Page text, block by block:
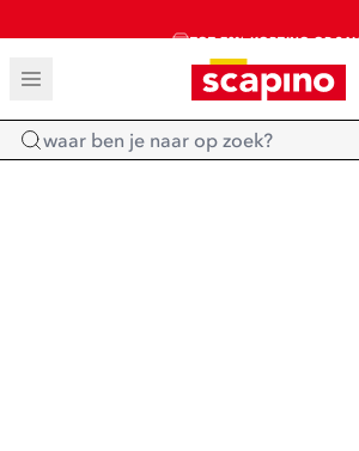
TOT 70% KORTING OP SALE
SALE: LAATSTE KANS!
SHOP NIEUW
Home